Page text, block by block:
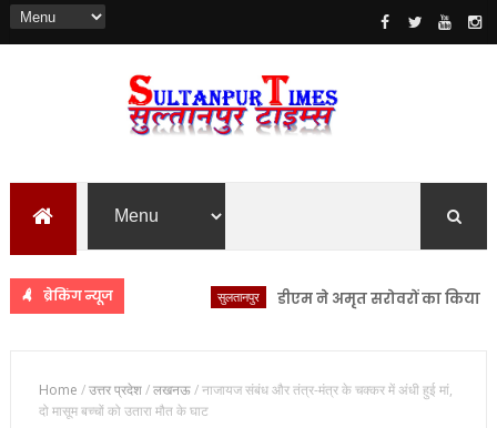
ब्रेकिंग न्यूज डीएम ने अमृत सरोवरों का किया स्थलीय
Home /उत्तर प्रदेश/लखनऊ/नाजायज संबंध और तंत्र-मंत्र के चक्कर में अंधी हुई मां,
दो मासूम बच्चों को उतारा मौत के घाट